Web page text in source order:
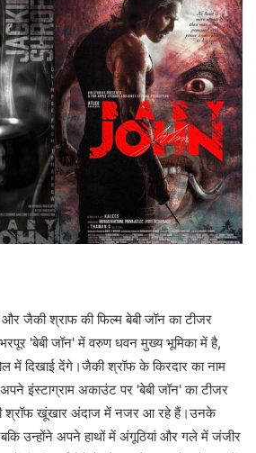
जैकी श्राफ की फिल्म बेबी जॉन का टीजर
'बेबी जॉन' में वरुण धवन मुख्य भूमिका में है,
में दिखाई देंगे।जैकी श्रॉफ के किरदार का नाम
इंस्टाग्राम अकाउंट पर 'बेबी जॉन' का टीजर
श्रॉफ खूंखार अंदाज में नजर आ रहे हैं।उनके
उन्होंने अपने हाथों में अंगूठियां और गले में जंजीर